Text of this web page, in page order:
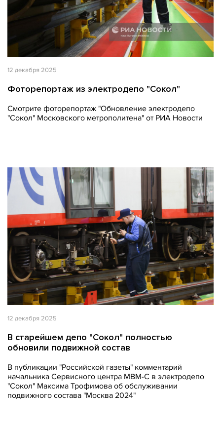
12 декабря 2025
Фоторепортаж из электродепо "Сокол"
Смотрите фоторепортаж "Обновление электродепо
"Сокол" Московского метрополитена" от РИА Новости
12 декабря 2025
В старейшем депо "Сокол" полностью
обновили подвижной состав
В публикации "Российской газеты" комментарий
начальника Сервисного центра МВМ-С в электродепо
"Сокол" Максима Трофимова об обслуживании
подвижного состава "Москва 2024"